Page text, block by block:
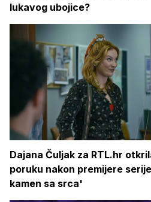
lukavog ubojice?
Dajana Čuljak za RTL.hr
poruku nakon premijere
kamen sa srca'